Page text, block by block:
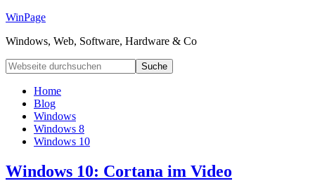
WinPage
Windows, Web, Software, Hardware & Co
Home
Blog
Windows
Windows 8
Windows 10
Windows 10: Cortana im Video